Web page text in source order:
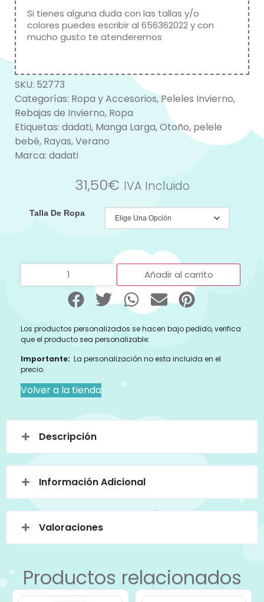
Si tienes alguna duda con las tallas y/o
colores puedes escribir al 656362022 y con
mucho gusto te atenderemos
SKU: 52773
Categorías: Ropa y Accesorios,Peleles Invierno,
Rebajas de Invierno, Ropa
Etiquetas: dadati, Manga Larga,Otoño, pelele
bebé, Rayas,Verano
Marca: dadati
31,50€ IVA Incluido
Talla De Ropa
Añadir al carrito
Los productos personalizados se hacen bajo pedido, verifica
que el producto sea personalizable:
Importante: La personalización no esta incluida en el
precio.
Volver a la tienda
Descripción
Información Adicional
Valoraciones
Productos relacionados